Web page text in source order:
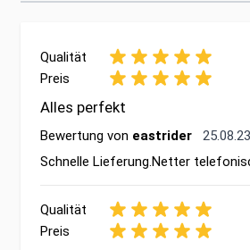
Qualität
Preis
Alles perfekt
Bewertung von eastrider 25.
25.08.23
Schnelle Lieferung.Netter
Qualität
Preis